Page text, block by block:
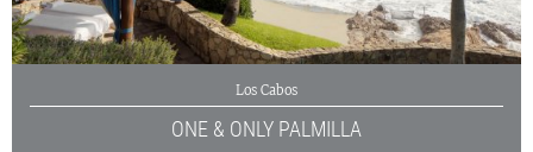
Los Cabos
ONE & ONLY PALMILLA